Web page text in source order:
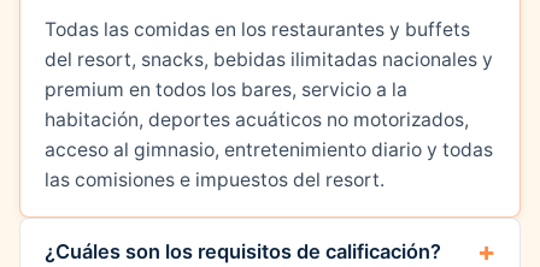
Todas las comidas en los restaurantes y buffets
del resort, snacks, bebidas ilimitadas nacionales y
premium en todos los bares, servicio a la
habitación, deportes acuáticos no motorizados,
acceso al gimnasio, entretenimiento diario y todas
las comisiones e impuestos del resort.
¿Cuáles son los requisitos de calificación?